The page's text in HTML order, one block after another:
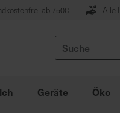
ab 750€ Alle
Suche
Geräte Öko